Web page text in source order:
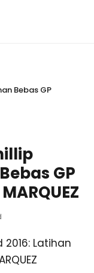
Bebas GP
GP